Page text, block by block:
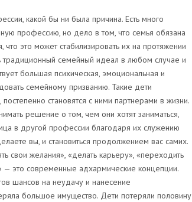
какой бы ни была причина. Есть много
профессию, но дело в том, что семья обязана
это может стабилизировать их на протяжении
семейный идеал в любом случае и
большая психическая, эмоциональная и
семейному призванию. Такие дети
становятся с ними партнерами в жизни.
решение о том, чем они хотят заниматься,
в другой профессии благодаря их служению
вы, и становиться продолжением вас самих.
свои желания», «делать карьеру», «переходить
— это современные адхармические концепции.
шансов на неудачу и нанесение
большое имущество. Дети потеряли половину